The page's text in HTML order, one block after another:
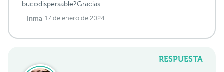
bucodispersable?Gracias.
Inma 17 de enero de 2024
RESPUESTA